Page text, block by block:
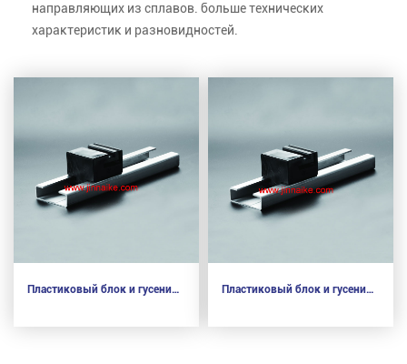
направляющих из сплавов. больше технических
характеристик и разновидностей.
Пластиковый блок и гусеница из алюминиевого сплава Пластиковый блок и гусеница из алюминиевого сплава